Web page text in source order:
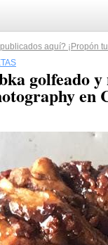
aquí? ¡Propón
golfeado y
en